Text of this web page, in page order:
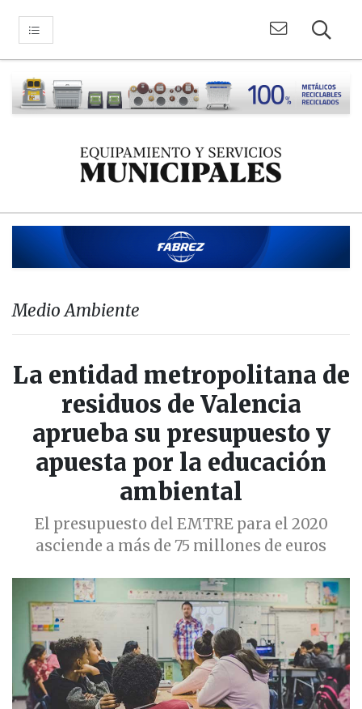
Medio Ambiente
La entidad metropolitana de
residuos de Valencia
aprueba su presupuesto y
apuesta por la educación
ambiental
El presupuesto del EMTRE para el 2020
asciende a más de 75 millones de euros